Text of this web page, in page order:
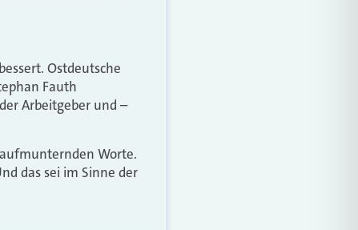
Ostdeutsche
Fauth
Arbeitgeber und –
Worte.
das sei im Sinne der